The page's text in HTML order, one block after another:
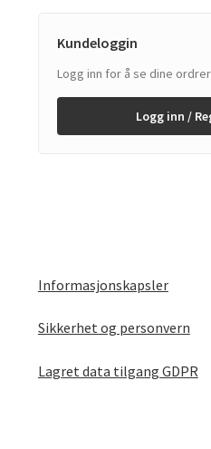
Kundeloggin
Logg inn for å se dine
Logg inn /
Informasjonskapsler
Sikkerhet og personvern
Lagret data tilgang GDPR